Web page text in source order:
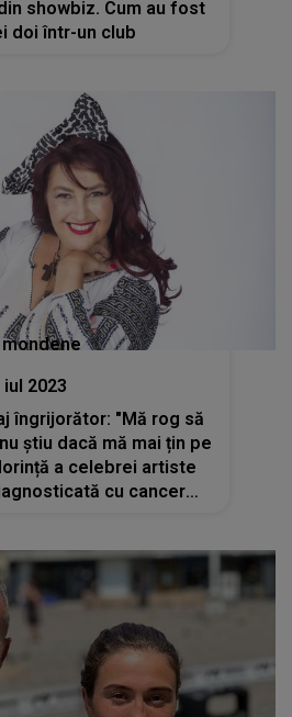
showbiz. Cum au fost
doi într-un club
iul 2023
îngrijorător: "Mă rog să
știu dacă mă mai țin pe
a celebrei artiste
cu cancer